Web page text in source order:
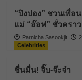
“ปิงปอง” ชวนเพื่
แม่ “อ๊อฟ” ชั่วครา
Parnicha Sasookjit
Celebrities
ชื่นมื่น! จิ๊บ-จ๊ะจ๋า